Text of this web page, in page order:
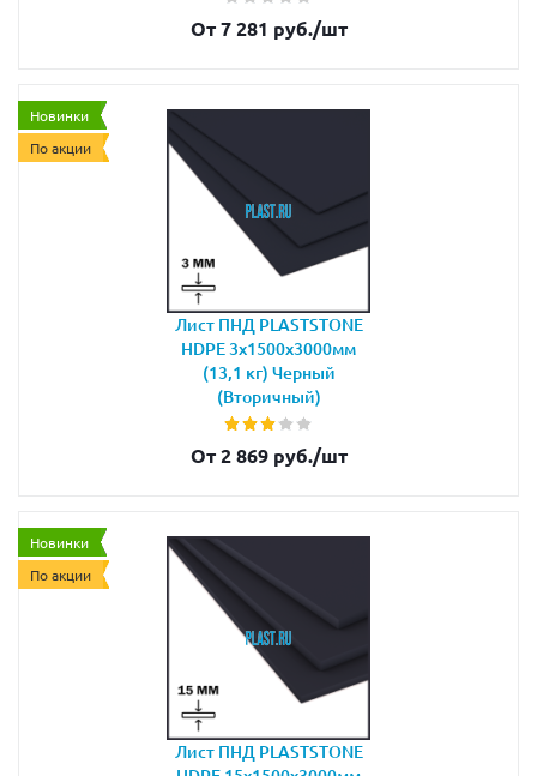
От 7 281 руб./шт
Новинки
По акции
Лист ПНД PLASTSTONE
HDPE 3х1500х3000мм
(13,1 кг) Черный
(Вторичный)
От 2 869 руб./шт
Новинки
По акции
Лист ПНД PLASTSTONE